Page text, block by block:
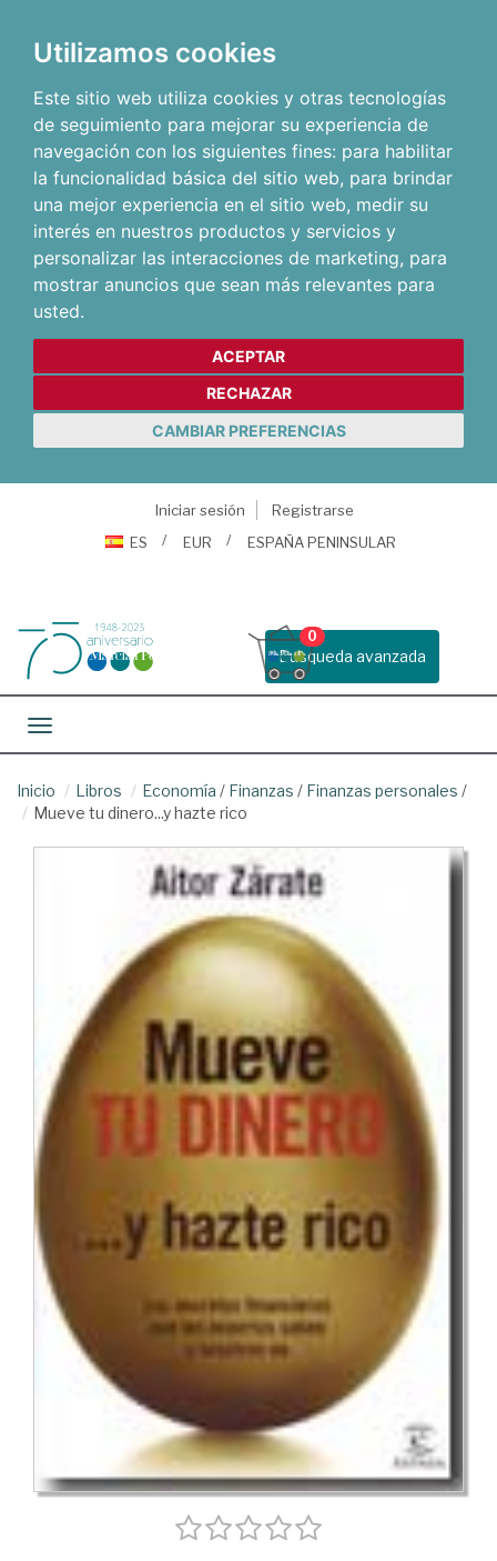
Utilizamos cookies
Este sitio web utiliza cookies y otras tecnologías
de seguimiento para mejorar su experiencia de
navegación con los siguientes fines: para habilitar
la funcionalidad básica del sitio web, para brindar
una mejor experiencia en el sitio web, medir su
interés en nuestros productos y servicios y
personalizar las interacciones de marketing, para
mostrar anuncios que sean más relevantes para
usted.
ACEPTAR
RECHAZAR
CAMBIAR PREFERENCIAS
Iniciar sesión
Registrarse
ES
EUR ESPAÑA PENINSULAR
Busqueda avanzada
0
Toggle navigation
Inicio Libros Economía / Finanzas / Finanzas personales /
Mueve tu dinero...y hazte rico